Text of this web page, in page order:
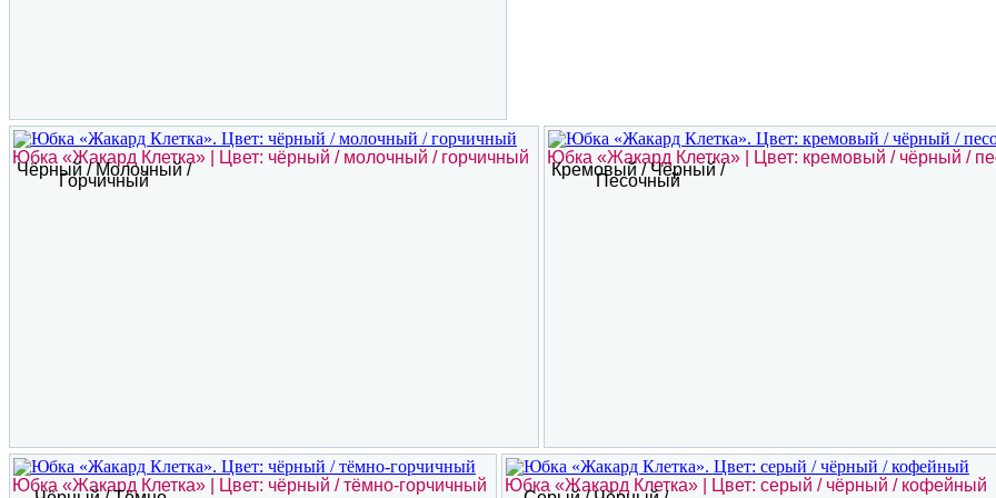
Юбка «Жакард Клетка» | Цвет: чёрный / молочный / горчичный
Чёрный / Молочный /
Горчичный
Юбка «Жакард Клетка» | Цвет: кремовый / чёрный /
Кремовый / Чёрный /
Песочный
Юбка «Жакард Клетка» | Цвет: чёрный / тёмно-горчичный Юбка «Жакард Клетка» | Цвет: серый / чёрный / кофейный